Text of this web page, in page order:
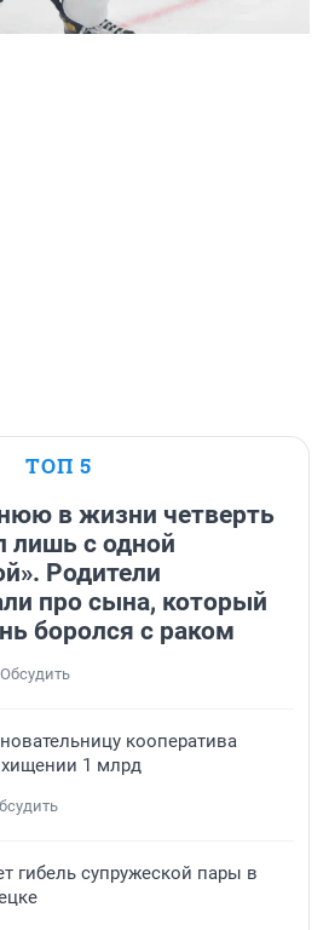
ТОП 5
в жизни четверть
лишь с одной
Родители
про сына, который
боролся с раком
Обсудить
кооператива
1 млрд
гибель супружеской пары в